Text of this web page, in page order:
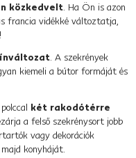
közkedvelt. Ha Ön is azon
francia vidékké változtatja,
!
. A szekrények
kiemeli a bútor formáját és
két rakodótérre
a felső szekrénysort jobb
vagy dekorációk
konyháját.